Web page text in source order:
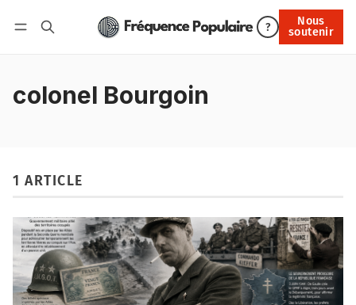
?
Nous
soutenir
Nous soutenir
colonel Bourgoin
1 ARTICLE